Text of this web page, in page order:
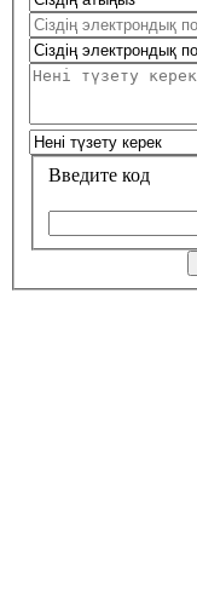
Введите код